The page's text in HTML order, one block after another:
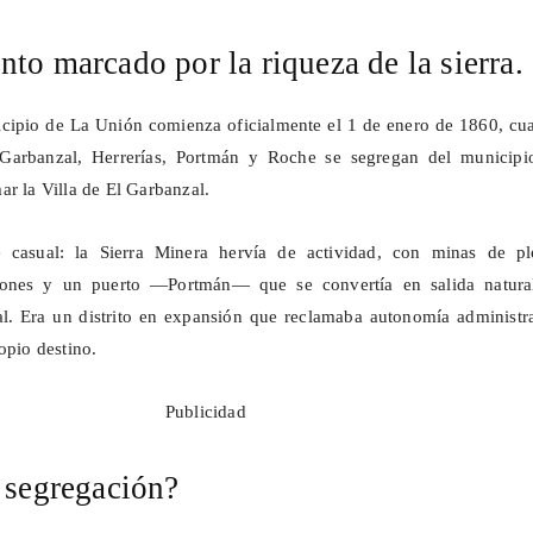
marcado por la riqueza de la sierra.
de La Unión comienza oficialmente el 1 de enero de 1860,
Herrerías, Portmán y Roche se segregan del
la Villa de El Garbanzal.
casual: la Sierra Minera hervía de actividad, con minas de
y un puerto —Portmán— que se convertía en salida
Era un distrito en expansión que reclamaba autonomía
destino.
Publicidad